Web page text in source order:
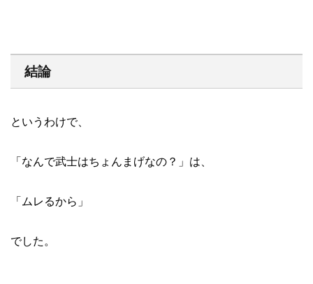
結論
というわけで、
「なんで武士はちょんまげなの？」は、
「ムレるから」
でした。